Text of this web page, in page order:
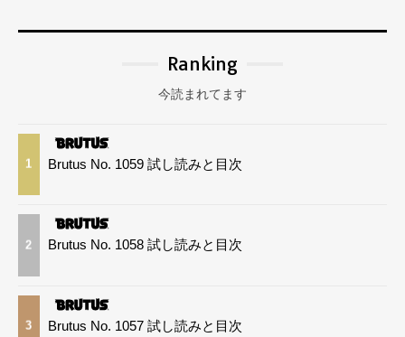
Ranking
今読まれてます
1 Brutus No. 1059 試し読みと目次
2 Brutus No. 1058 試し読みと目次
3 Brutus No. 1057 試し読みと目次